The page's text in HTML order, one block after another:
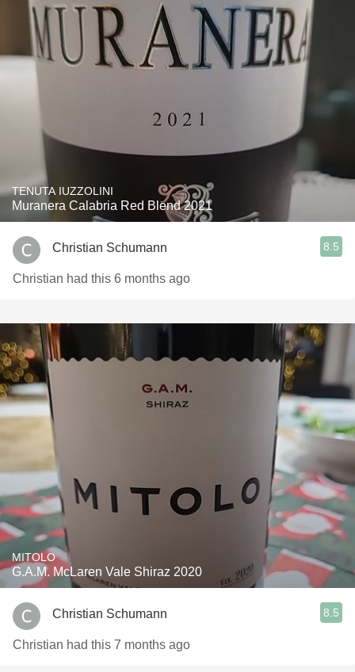
TENUTA IUZZOLINI
Muranera Calabria Red Blend 2021
Christian Schumann 8.5
Christian had this 6 months ago
MITOLO
G.A.M. McLaren Vale Shiraz 2020
Christian Schumann 8.5
Christian had this 7 months ago